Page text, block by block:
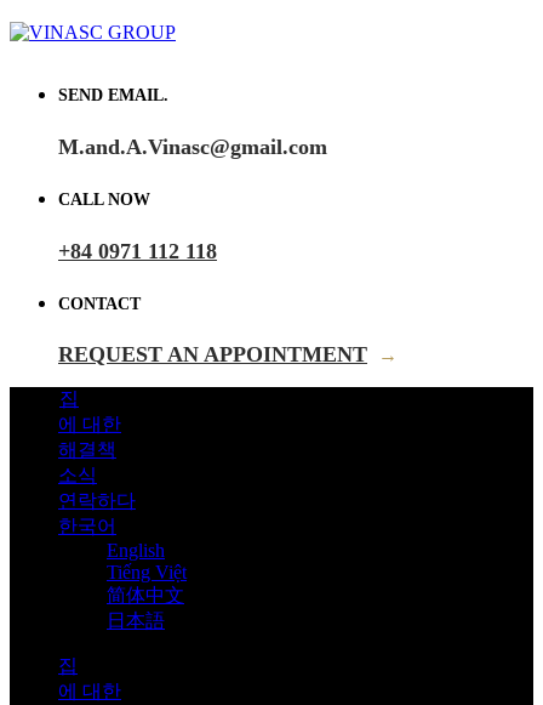
SEND EMAIL.
M.and.A.Vinasc@gmail.com
CALL NOW
+84 0971 112 118
CONTACT
REQUEST AN APPOINTMENT →
집
에 대한
해결책
소식
연락하다
한국어
English
Tiếng Việt
简体中文
日本語
집
에 대한